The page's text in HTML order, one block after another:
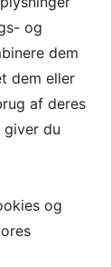
og
dem
dem eller
af deres
giver du
og